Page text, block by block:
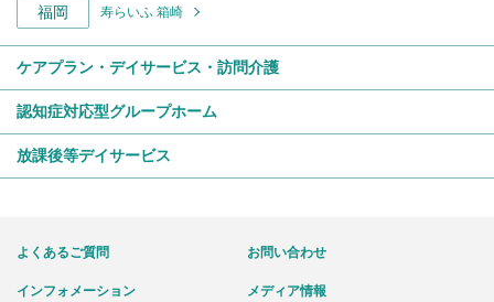
福岡 寿らいふ 箱崎
ケアプラン・デイサービス・訪問介護
認知症対応型グループホーム
放課後等デイサービス
よくあるご質問 お問い合わせ
インフォメーション メディア情報